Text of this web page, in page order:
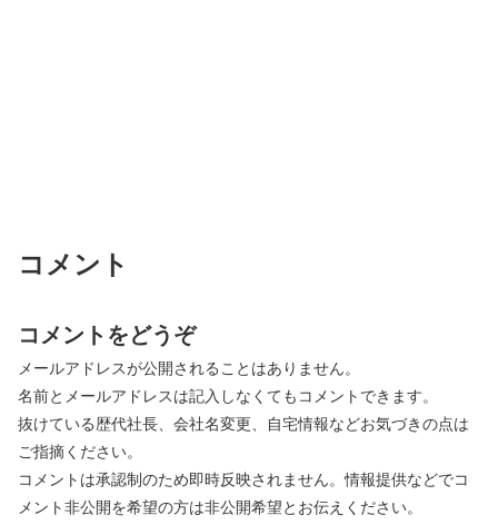
コメント
コメントをどうぞ
メールアドレスが公開されることはありません。
名前とメールアドレスは記入しなくてもコメントできます。
抜けている歴代社長、会社名変更、自宅情報などお気づきの点は
ご指摘ください。
コメントは承認制のため即時反映されません。情報提供などでコ
メント非公開を希望の方は非公開希望とお伝えください。